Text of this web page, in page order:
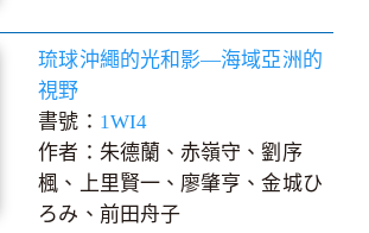
琉球沖繩的光和影—海域亞洲的
視野
書號： 1WI4
作者：朱德蘭、赤嶺守、劉序
楓、上里賢一、廖肇亨、金城ひ
ろみ、前田舟子